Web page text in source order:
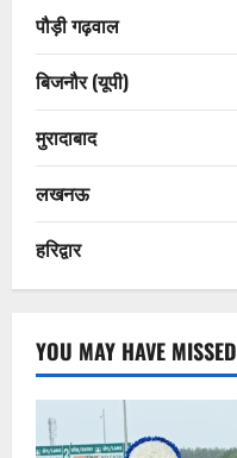
पौड़ी गढ़वाल
बिजनौर (यूपी)
मुरादाबाद
लखनऊ
हरिद्वार
YOU MAY HAVE MISSED